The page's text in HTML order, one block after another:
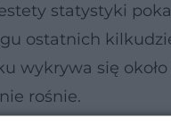
statystyki
ostatnich
wykrywa się
rośnie.